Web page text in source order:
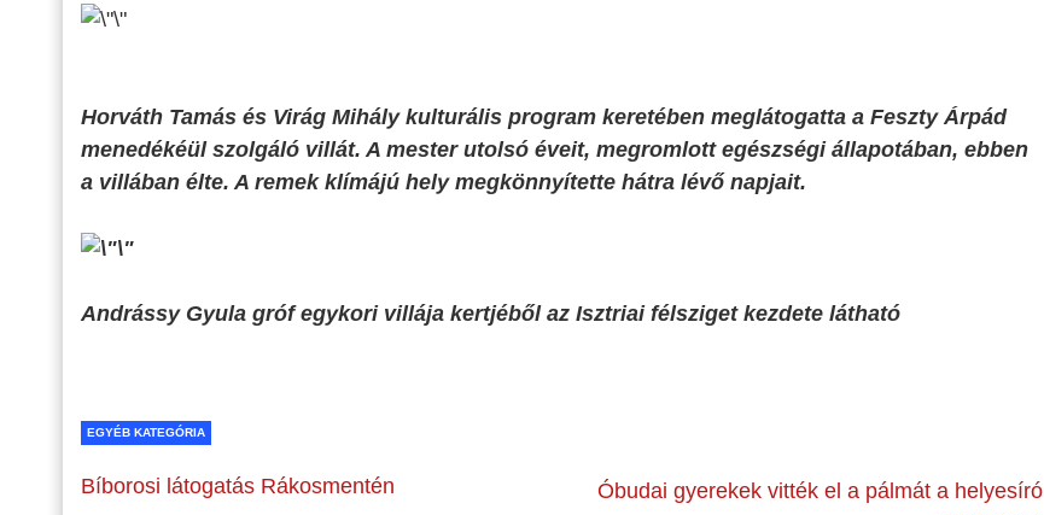
Horváth Tamás és Virág Mihály kulturális program keretében meglátogatta a Feszty Árpád
menedékéül szolgáló villát. A mester utolsó éveit, megromlott egészségi állapotában, ebben
a villában élte. A remek klímájú hely megkönnyítette hátra lévő napjait.
Andrássy Gyula gróf egykori villája kertjéből az Isztriai félsziget kezdete látható
EGYÉB KATEGÓRIA
Bíborosi látogatás Rákosmentén
Óbudai gyerekek vitték el a pálmát a helyesíró